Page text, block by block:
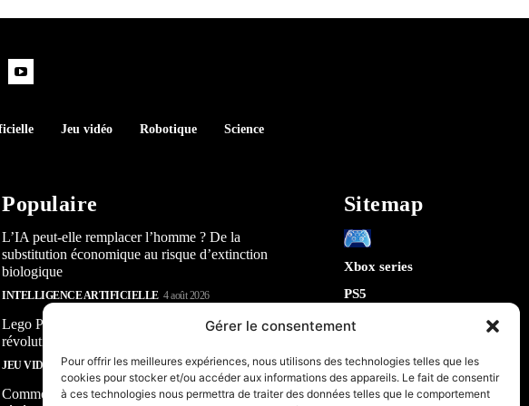
Gérer le consentement
Pour offrir les meilleures expériences, nous utilisons des technologies telles que les
cookies pour stocker et/ou accéder aux informations des appareils. Le fait de consentir
à ces technologies nous permettra de traiter des données telles que le comportement
Jeu vidéo Robotique Science
Populaire
L’IA peut-elle remplacer l’homme ? De la
substitution économique au risque d’extinction
biologique
INTELLIGENCE ARTIFICIELLE 4 août 2026
Lego Pokémon Smart Play : 5 révélations sur la
révolution (sans écran) qui arrive en 2026
JEU VIDÉO 31 juillet 2026
Comment l’IA réinvente la sécurité de Chrome : 5
Sitemap
Xbox series
PS5
Switch
IA
Robotique